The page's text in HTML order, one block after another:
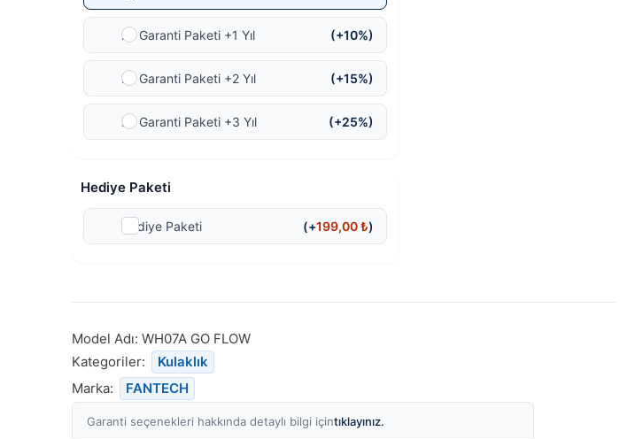
Ek Garanti Paketi +1 Yıl (+10%)
Ek Garanti Paketi +2 Yıl (+15%)
Ek Garanti Paketi +3 Yıl (+25%)
Hediye Paketi
Hediye Paketi (+199,00₺)
Model Adı:WH07A GO FLOW
Kategoriler:
Kulaklık
Marka:
FANTECH
Garanti seçenekleri hakkında detaylı bilgi içintıklayınız.